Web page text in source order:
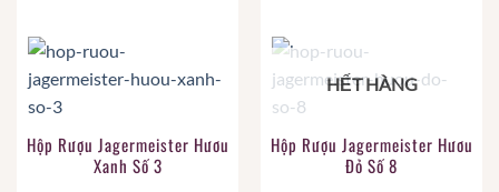
Hộp Rượu Jagermeister Hươu
Xanh Số 3
HẾT HÀNG
Hộp Rượu Jagermeister Hươu
Đỏ Số 8